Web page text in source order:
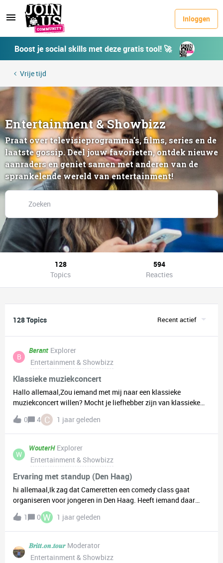
Inloggen
Boost je social skills met deze gratis tool! 🚀
Vrije tijd
Entertainment & Showbizz
Praat over televisieprogramma's, films, series en de
laatste gossip. Deel jouw favorieten, ontdek nieuwe
aanraders en geniet samen met anderen van de
sprankelende wereld van entertainment!
128
Topics
594
Reacties
128 Topics Recent actief
B
Berant Explorer
Entertainment & Showbizz
Klassieke muziekconcert
Hallo allemaal,Zou iemand met mij naar een klassieke
muziekconcert willen? Mocht je liefhebber zijn van klassieke
muziek en interesse hebben, stuur me gerust een privéberichtje
en dan kunnen we met elkaar afstemmen. Groetjes
0 4 C 1 jaar geleden
W
WouterH Explorer
Entertainment & Showbizz
Ervaring met standup (Den Haag)
hi allemaal,Ik zag dat Cameretten een comedy class gaat
organiseren voor jongeren in Den Haag. Heeft iemand daar
ervaring mee? Ik vind het wel spannend, dus als iemand iets
dergelijks heeft gedaan (stand up/ comedy) hoor ik het graag.
1 0 W 1 jaar geleden
𝑩𝒓𝒊𝒕𝒕.𝒐𝒏.𝒕𝒐𝒖𝒓 Moderator
Entertainment & Showbizz